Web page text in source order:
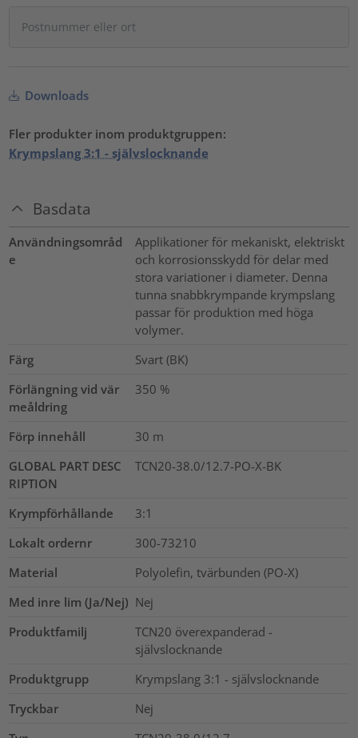
Downloads
Fler produkter inom produktgruppen:
Krympslang 3:1 - självslocknande
Basdata
Användningsområd
e
Applikationer för mekaniskt, elektriskt
och korrosionsskydd för delar med
stora variationer i diameter. Denna
tunna snabbkrympande krympslang
passar för produktion med höga
volymer.
Färg
Svart (BK)
Förlängning vid vär
meåldring
350 %
Förp innehåll 30 m
GLOBAL PART DESC
RIPTION
TCN20-38.0/12.7-PO-X-BK
Krympförhållande
3:1
Lokalt ordernr
300-73210
Material
Polyolefin, tvärbunden (PO-X)
Med inre lim (Ja/Nej) Nej
Produktfamilj
TCN20 överexpanderad -
självslocknande
Produktgrupp
Krympslang 3:1 - självslocknande
Tryckbar
Nej